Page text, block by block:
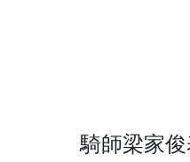
騎師梁家